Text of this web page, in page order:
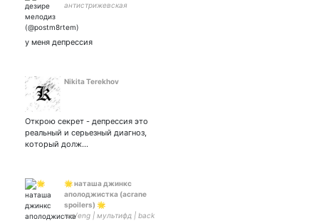
антистрижевская
у меня депрессия
Nikita Terekhov
Открою секрет - депрессия это
реальный и серьезный диагноз,
который долж…
🌟 наташа джинкс
аполоджистка (acrane
spoilers) 🌟
rus/eng | мультифд | back